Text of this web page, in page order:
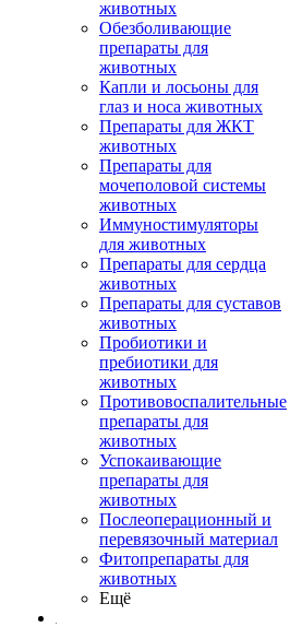
животных
Обезболивающие
препараты для
животных
Капли и лосьоны для
глаз и носа животных
Препараты для ЖКТ
животных
Препараты для
мочеполовой системы
животных
Иммуностимуляторы
для животных
Препараты для сердца
животных
Препараты для суставов
животных
Пробиотики и
пребиотики для
животных
Противовоспалительные
препараты для
животных
Успокаивающие
препараты для
животных
Послеоперационный и
перевязочный материал
Фитопрепараты для
животных
Ещё